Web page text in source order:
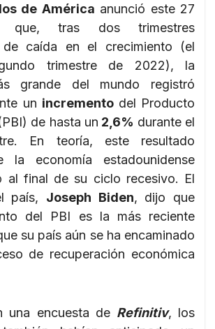
de América anunció este 27
que, tras dos trimestres
de caída en el crecimiento (el
trimestre de 2022), la
grande del mundo registró
un incremento del Producto
de hasta un 2,6% durante el
En teoría, este resultado
la economía estadounidense
al final de su ciclo recesivo. El
país, Joseph Biden, dijo que
del PBI es la más reciente
su país aún se ha encaminado
de recuperación económica
una encuesta de Refinitiv, los